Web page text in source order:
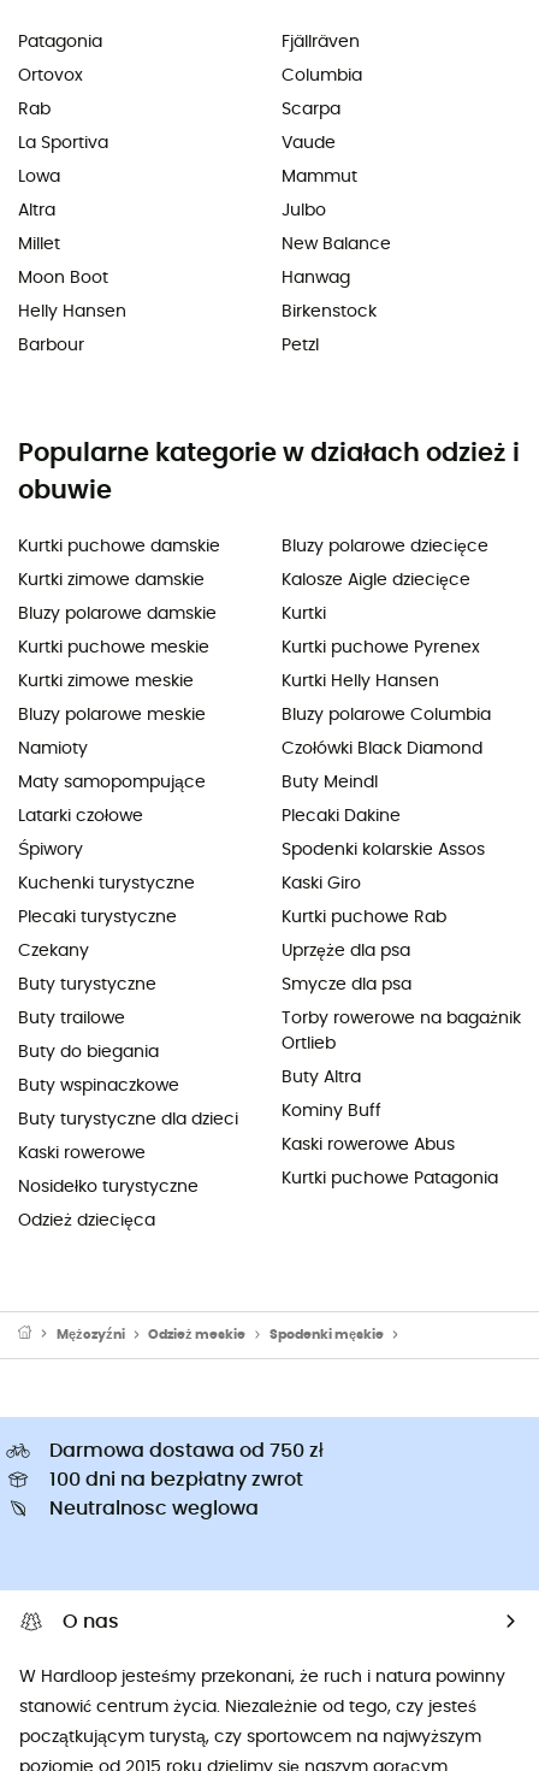
Patagonia
Ortovox
Rab
La Sportiva
Lowa
Altra
Millet
Moon Boot
Helly Hansen
Barbour
Fjällräven
Columbia
Scarpa
Vaude
Mammut
Julbo
New Balance
Hanwag
Birkenstock
Petzl
Popularne kategorie w działach odzież i
obuwie
Kurtki puchowe damskie
Kurtki zimowe damskie
Bluzy polarowe damskie
Kurtki puchowe meskie
Kurtki zimowe meskie
Bluzy polarowe meskie
Namioty
Maty samopompujące
Latarki czołowe
Śpiwory
Kuchenki turystyczne
Plecaki turystyczne
Czekany
Buty turystyczne
Buty trailowe
Buty do biegania
Buty wspinaczkowe
Buty turystyczne dla dzieci
Kaski rowerowe
Nosidełko turystyczne
Odzież dziecięca
Bluzy polarowe dziecięce
Kalosze Aigle dziecięce
Kurtki
Kurtki puchowe Pyrenex
Kurtki Helly Hansen
Bluzy polarowe Columbia
Czołówki Black Diamond
Buty Meindl
Plecaki Dakine
Spodenki kolarskie Assos
Kaski Giro
Kurtki puchowe Rab
Uprzęże dla psa
Smycze dla psa
Torby rowerowe na bagażnik
Ortlieb
Buty Altra
Kominy Buff
Kaski rowerowe Abus
Kurtki puchowe Patagonia
Mężczyźni Odzież meskie Spodenki męskie
Darmowa dostawa od 750 zł
100 dni na bezpłatny zwrot
Neutralnosc weglowa
O nas
W Hardloop jesteśmy przekonani, że ruch i natura powinny
stanowić centrum życia. Niezależnie od tego, czy jesteś
początkującym turystą, czy sportowcem na najwyższym
poziomie od 2015 roku dzielimy się naszym gorącym